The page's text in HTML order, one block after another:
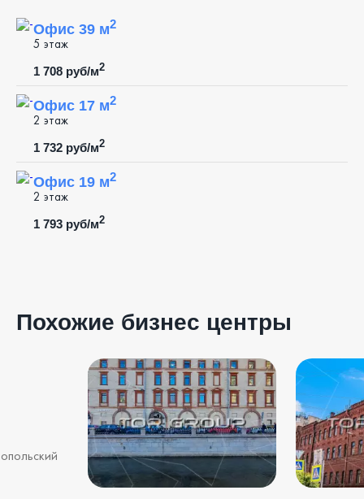
Офис 39 м2
5 этаж
1 708 руб/м2
Офис 17 м2
2 этаж
1 732 руб/м2
Офис 19 м2
2 этаж
1 793 руб/м2
Похожие бизнес центры